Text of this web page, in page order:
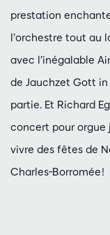
prestation
l’orchestre tout au
avec l’inégalable
de Jauchzet Gott
partie. Et Richard
concert pour orgue
vivre des fêtes de
Charles-Borromée !